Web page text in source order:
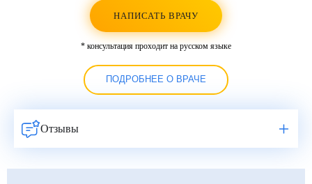
НАПИСАТЬ ВРАЧУ
* консультация проходит на русском языке
ПОДРОБНЕЕ О ВРАЧЕ
Отзывы